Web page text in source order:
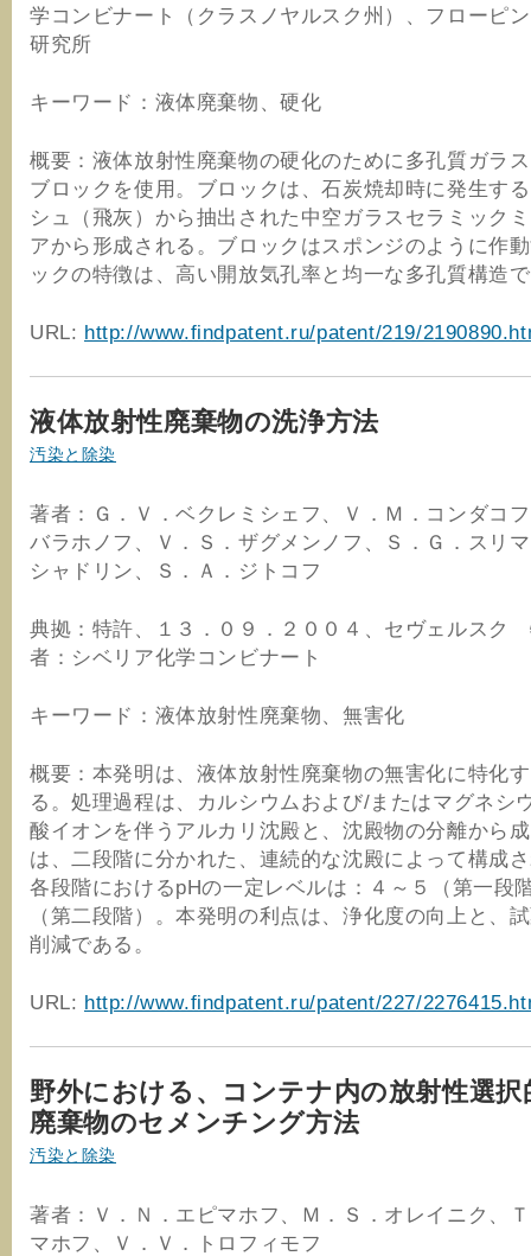
学コンビナート（クラスノヤルスク州）、フローピ
研究所
キーワード：液体廃棄物、硬化
概要：液体放射性廃棄物の硬化のために多孔質ガラ
ブロックを使用。ブロックは、石炭焼却時に発生す
シュ（飛灰）から抽出された中空ガラスセラミック
アから形成される。ブロックはスポンジのように作
ックの特徴は、高い開放気孔率と均一な多孔質構造
URL: http://www.findpatent.ru/patent/219/
液体放射性廃棄物の洗浄方法
汚染と除染
著者：Ｇ．Ｖ．ベクレミシェフ、Ｖ．Ｍ．コンダコ
バラホノフ、Ｖ．Ｓ．ザグメンノフ、Ｓ．Ｇ．スリ
シャドリン、Ｓ．Ａ．ジトコフ
典拠：特許、１３．０９．２００４、セヴェルスク
者：シベリア化学コンビナート
キーワード：液体放射性廃棄物、無害化
概要：本発明は、液体放射性廃棄物の無害化に特化
る。処理過程は、カルシウムおよび/またはマグネシ
酸イオンを伴うアルカリ沈殿と、沈殿物の分離から
は、二段階に分かれた、連続的な沈殿によって構成
各段階におけるpHの一定レベルは：４～５（第一段
（第二段階）。本発明の利点は、浄化度の向上と、
削減である。
URL: http://www.findpatent.ru/patent/227/
野外における、コンテナ内の放射性選択
廃棄物のセメンチング方法
汚染と除染
著者：Ｖ．Ｎ．エピマホフ、Ｍ．Ｓ．オレイニク、
マホフ、Ｖ．Ｖ．トロフィモフ